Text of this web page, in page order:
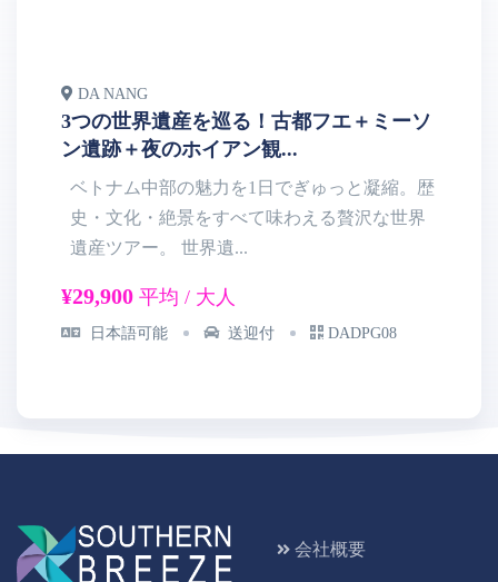
DA NANG
3つの世界遺産を巡る！古都フエ＋ミーソ
ン遺跡＋夜のホイアン観...
ベトナム中部の魅力を1日でぎゅっと凝縮。歴
史・文化・絶景をすべて味わえる贅沢な世界
遺産ツアー。 世界遺...
¥29,900 平均 / 大人
日本語可能 送迎付 DADPG08
会社概要